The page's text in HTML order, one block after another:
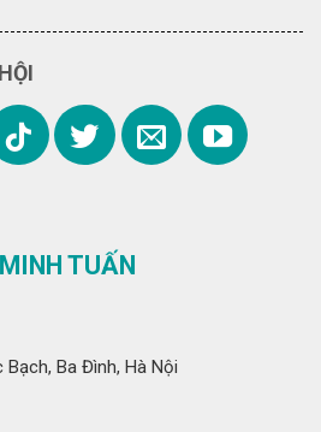
TUẤN
Bạch, Ba Đình, Hà Nội